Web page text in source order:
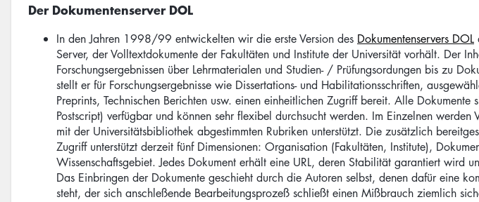
Der Dokumentenserver DOL
In den Jahren 1998/99 entwickelten wir die erste Version des Dokumentenservers DOL
Server, der Volltextdokumente der Fakultäten und Institute der Universität vorhält. Der
Forschungsergebnissen über Lehrmaterialen und Studien- / Prüfungsordungen bis zu
stellt er für Forschungsergebnisse wie Dissertations- und Habilitationsschriften,
Preprints, Technischen Berichten usw. einen einheitlichen Zugriff bereit. Alle Dokumente
Postscript) verfügbar und können sehr flexibel durchsucht werden. Im Einzelnen
mit der Universitätsbibliothek abgestimmten Rubriken unterstützt. Die zusätzlich
Zugriff unterstützt derzeit fünf Dimensionen: Organisation (Fakultäten, Institute),
Wissenschaftsgebiet. Jedes Dokument erhält eine URL, deren Stabilität garantiert wird
Das Einbringen der Dokumente geschieht durch die Autoren selbst, denen dafür eine
steht, der sich anschleßende Bearbeitungsprozeß schließt einen Mißbrauch ziemlich